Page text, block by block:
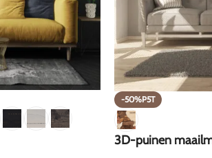
-50%P5T
3D-puinen